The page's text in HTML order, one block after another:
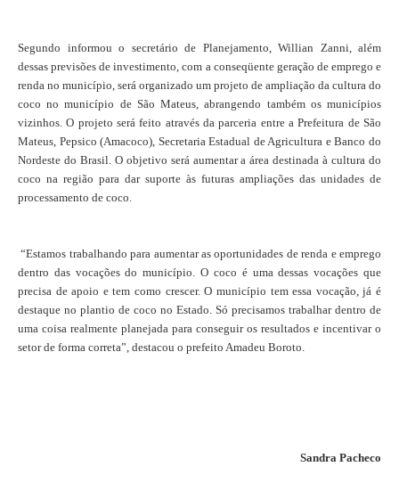
Segundo informou o secretário de Planejamento, Willian Zanni, além
dessas previsões de investimento, com a conseqüente geração de emprego e
renda no município, será organizado um projeto de ampliação da cultura do
coco no município de São Mateus, abrangendo também os municípios
vizinhos. O projeto será feito através da parceria entre a Prefeitura de São
Mateus, Pepsico (Amacoco), Secretaria Estadual de Agricultura e Banco do
Nordeste do Brasil. O objetivo será aumentar a área destinada à cultura do
coco na região para dar suporte às futuras ampliações das unidades de
processamento de coco.
“Estamos trabalhando para aumentar as oportunidades de renda e emprego
dentro das vocações do município. O coco é uma dessas vocações que
precisa de apoio e tem como crescer. O município tem essa vocação, já é
destaque no plantio de coco no Estado. Só precisamos trabalhar dentro de
uma coisa realmente planejada para conseguir os resultados e incentivar o
setor de forma correta”, destacou o prefeito Amadeu Boroto.
Sandra Pacheco